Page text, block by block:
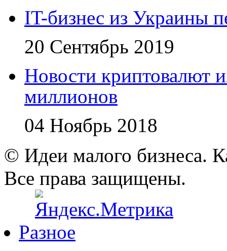
IT-бизнес из Украины
20 Сентябрь 2019
Новости криптовалют
миллионов
04 Ноябрь 2018
© Идеи малого бизнеса.
Все права защищены.
Разное